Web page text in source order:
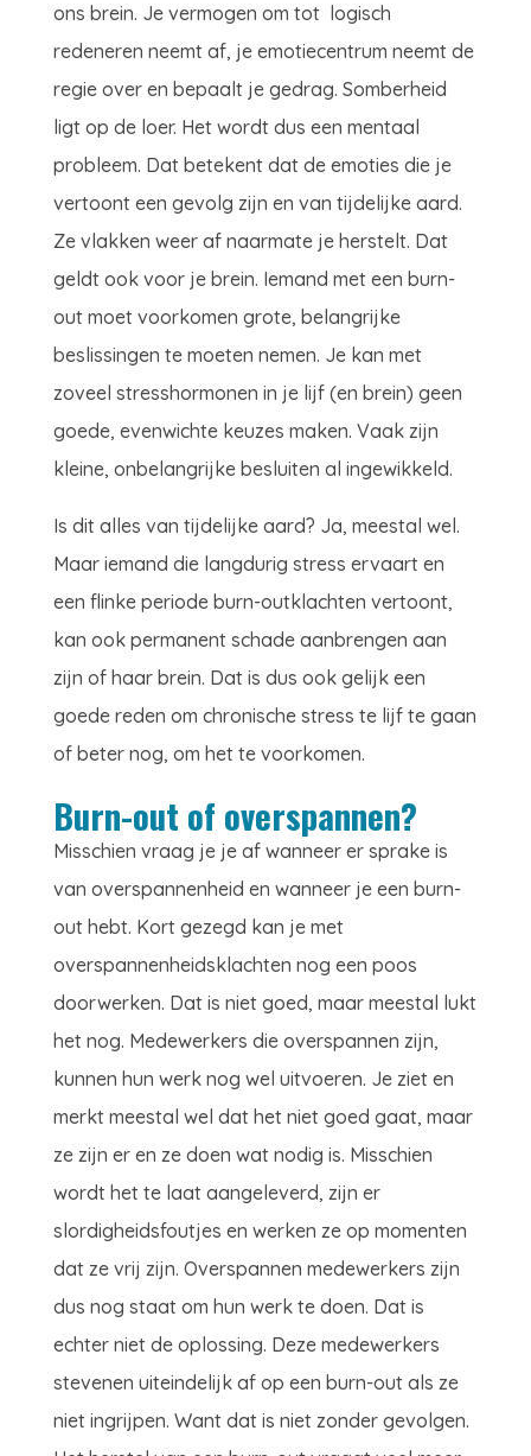
ons brein. Je vermogen om tot logisch
redeneren neemt af, je emotiecentrum neemt de
regie over en bepaalt je gedrag. Somberheid
ligt op de loer. Het wordt dus een mentaal
probleem. Dat betekent dat de emoties die je
vertoont een gevolg zijn en van tijdelijke aard.
Ze vlakken weer af naarmate je herstelt. Dat
geldt ook voor je brein. Iemand met een burn-
out moet voorkomen grote, belangrijke
beslissingen te moeten nemen. Je kan met
zoveel stresshormonen in je lijf (en brein) geen
goede, evenwichte keuzes maken. Vaak zijn
kleine, onbelangrijke besluiten al ingewikkeld.
Is dit alles van tijdelijke aard? Ja, meestal wel.
Maar iemand die langdurig stress ervaart en
een flinke periode burn-outklachten vertoont,
kan ook permanent schade aanbrengen aan
zijn of haar brein. Dat is dus ook gelijk een
goede reden om chronische stress te lijf te gaan
of beter nog, om het te voorkomen.
Burn-out of overspannen?
Misschien vraag je je af wanneer er sprake is
van overspannenheid en wanneer je een burn-
out hebt. Kort gezegd kan je met
overspannenheidsklachten nog een poos
doorwerken. Dat is niet goed, maar meestal lukt
het nog. Medewerkers die overspannen zijn,
kunnen hun werk nog wel uitvoeren. Je ziet en
merkt meestal wel dat het niet goed gaat, maar
ze zijn er en ze doen wat nodig is. Misschien
wordt het te laat aangeleverd, zijn er
slordigheidsfoutjes en werken ze op momenten
dat ze vrij zijn. Overspannen medewerkers zijn
dus nog staat om hun werk te doen. Dat is
echter niet de oplossing. Deze medewerkers
stevenen uiteindelijk af op een burn-out als ze
niet ingrijpen. Want dat is niet zonder gevolgen.